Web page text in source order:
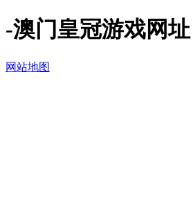
-澳门皇冠游戏网址
网站地图